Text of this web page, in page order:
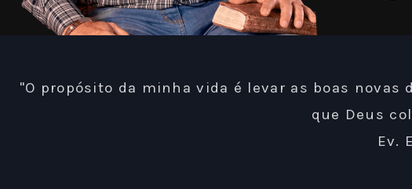
"O propósito da minha vida é levar as boas
que Deus
Ev.